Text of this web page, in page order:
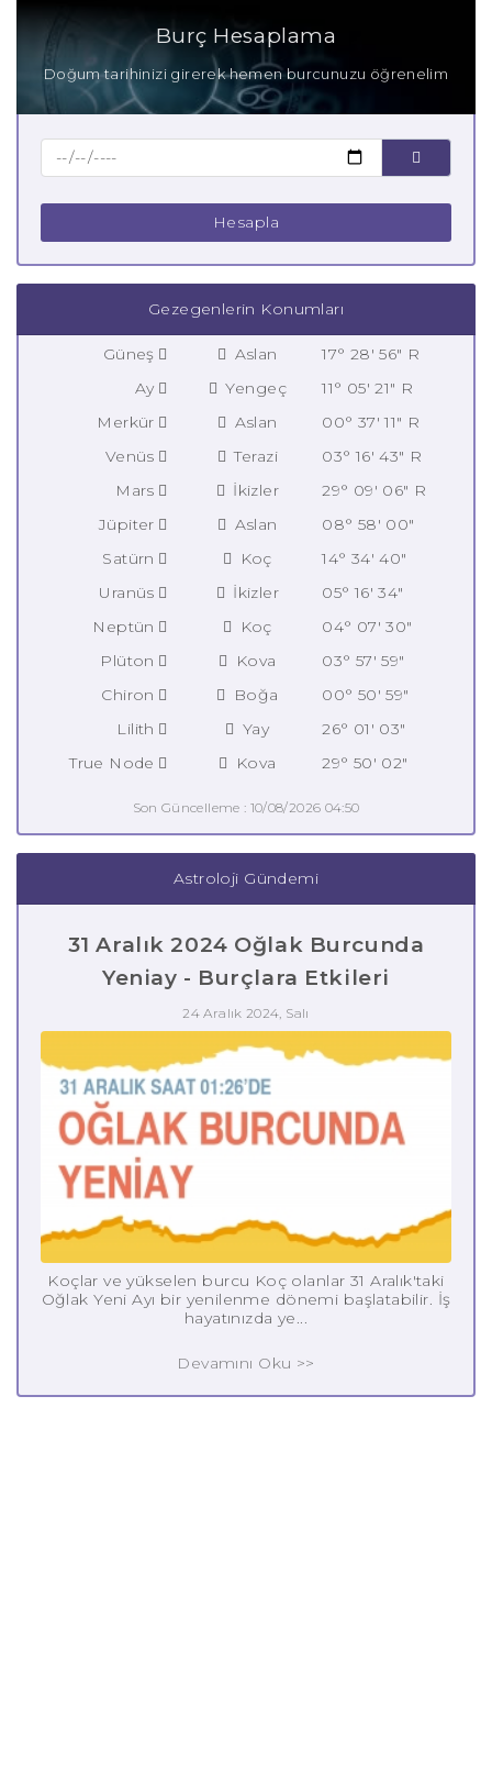
Burç Hesaplama
Doğum tarihinizi girerek hemen burcunuzu öğrenelim
Hesapla
Gezegenlerin Konumları
Güneş Aslan
17° 28' 56" R
Ay
Yengeç
11° 05' 21" R
Merkür
Aslan
00° 37' 11" R
Venüs
Terazi
03° 16' 43" R
Mars
İkizler
29° 09' 06" R
Jüpiter
Aslan
08° 58' 00"
Satürn
Koç
14° 34' 40"
Uranüs
İkizler
05° 16' 34"
Neptün
Koç
04° 07' 30"
Plüton
Kova
03° 57' 59"
Chiron
Boğa
00° 50' 59"
Lilith
Yay
26° 01' 03"
True Node
Kova 29° 50' 02"
Son Güncelleme : 10/08/2026 04:50
Astroloji Gündemi
31 Aralık 2024 Oğlak Burcunda
Yeniay - Burçlara Etkileri
24 Aralık 2024, Salı
Koçlar ve yükselen burcu Koç olanlar 31 Aralık'taki
Oğlak Yeni Ayı bir yenilenme dönemi başlatabilir. İş
hayatınızda ye...
Devamını Oku >>